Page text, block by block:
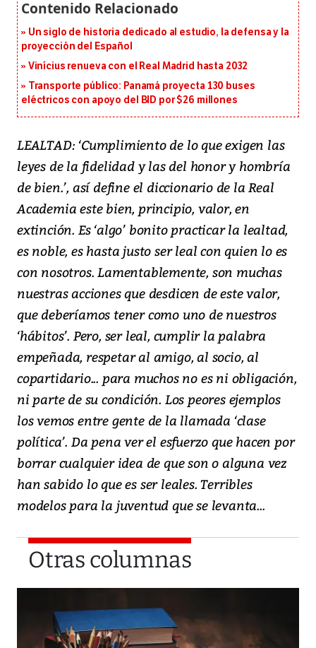
Un siglo de historia dedicado al estudio, la defensa y la
proyección del Español
Vinícius renueva con el Real Madrid hasta 2032
Transporte público: Panamá proyecta 130 buses
eléctricos con apoyo del BID por $26 millones
LEALTAD: ‘Cumplimiento de lo que exigen las
leyes de la fidelidad y las del honor y hombría
de bien.’, así define el diccionario de la Real
Academia este bien, principio, valor, en
extinción. Es ‘algo’ bonito practicar la lealtad,
es noble, es hasta justo ser leal con quien lo es
con nosotros. Lamentablemente, son muchas
nuestras acciones que desdicen de este valor,
que deberíamos tener como uno de nuestros
‘hábitos’. Pero, ser leal, cumplir la palabra
empeñada, respetar al amigo, al socio, al
copartidario... para muchos no es ni obligación,
ni parte de su condición. Los peores ejemplos
los vemos entre gente de la llamada ‘clase
política’. Da pena ver el esfuerzo que hacen por
borrar cualquier idea de que son o alguna vez
han sabido lo que es ser leales. Terribles
modelos para la juventud que se levanta...
Otras columnas